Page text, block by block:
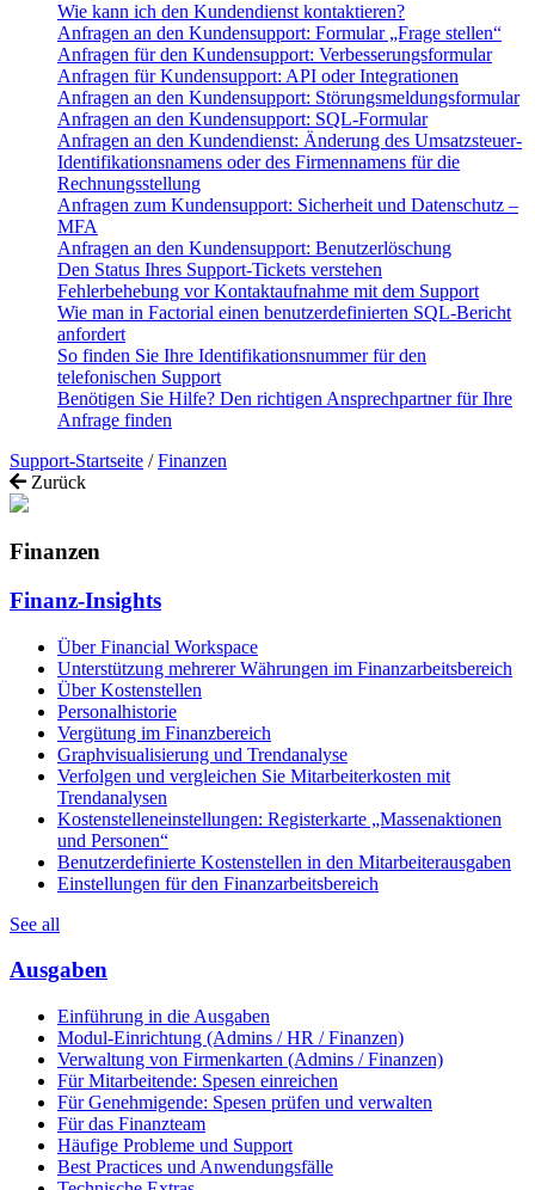
Wie kann ich den Kundendienst kontaktieren?
Anfragen an den Kundensupport: Formular „Frage stellen“
Anfragen für den Kundensupport: Verbesserungsformular
Anfragen für Kundensupport: API oder Integrationen
Anfragen an den Kundensupport: Störungsmeldungsformular
Anfragen an den Kundensupport: SQL-Formular
Anfragen an den Kundendienst: Änderung des Umsatzsteuer-
Identifikationsnamens oder des Firmennamens für die
Rechnungsstellung
Anfragen zum Kundensupport: Sicherheit und Datenschutz –
MFA
Anfragen an den Kundensupport: Benutzerlöschung
Den Status Ihres Support-Tickets verstehen
Fehlerbehebung vor Kontaktaufnahme mit dem Support
Wie man in Factorial einen benutzerdefinierten SQL-Bericht
anfordert
So finden Sie Ihre Identifikationsnummer für den
telefonischen Support
Benötigen Sie Hilfe? Den richtigen Ansprechpartner für Ihre
Anfrage finden
Support-Startseite / Finanzen
Zurück
Finanzen
Finanz-Insights
Über Financial Workspace
Unterstützung mehrerer Währungen im Finanzarbeitsbereich
Über Kostenstellen
Personalhistorie
Vergütung im Finanzbereich
Graphvisualisierung und Trendanalyse
Verfolgen und vergleichen Sie Mitarbeiterkosten mit
Trendanalysen
Kostenstelleneinstellungen: Registerkarte „Massenaktionen
und Personen“
Benutzerdefinierte Kostenstellen in den Mitarbeiterausgaben
Einstellungen für den Finanzarbeitsbereich
See all
Ausgaben
Einführung in die Ausgaben
Modul-Einrichtung (Admins / HR / Finanzen)
Verwaltung von Firmenkarten (Admins / Finanzen)
Für Mitarbeitende: Spesen einreichen
Für Genehmigende: Spesen prüfen und verwalten
Für das Finanzteam
Häufige Probleme und Support
Best Practices und Anwendungsfälle